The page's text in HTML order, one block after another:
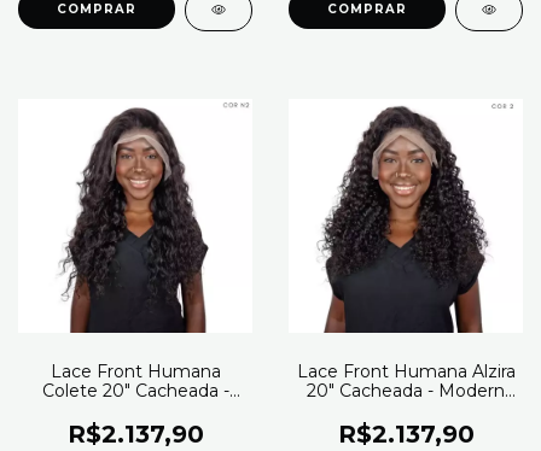
Lace Front Humana
Colete 20" Cacheada -
R$2.137,90
Lace Front Humana Alzira
20" Cacheada - Modern
R$2.137,90